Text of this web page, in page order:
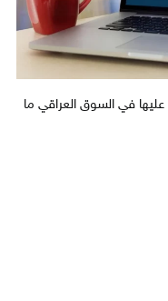
في السوق العراقي ما